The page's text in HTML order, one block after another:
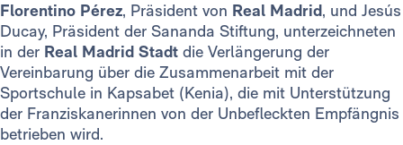
Florentino Pérez, Präsident von Real Madrid, und Jesús
Ducay, Präsident der Sananda Stiftung, unterzeichneten
in der Real Madrid Stadt die Verlängerung der
Vereinbarung über die Zusammenarbeit mit der
Sportschule in Kapsabet (Kenia), die mit Unterstützung
der Franziskanerinnen von der Unbefleckten Empfängnis
betrieben wird.